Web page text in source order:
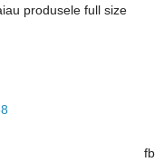
produsele full size
fb